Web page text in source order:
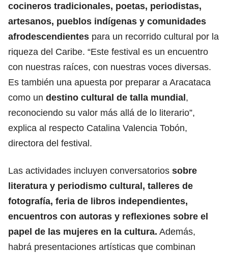
cocineros tradicionales, poetas, periodistas,
artesanos, pueblos indígenas y comunidades
afrodescendientes para un recorrido cultural por la
riqueza del Caribe. “Este festival es un encuentro
con nuestras raíces, con nuestras voces diversas.
Es también una apuesta por preparar a Aracataca
como un destino cultural de talla mundial,
reconociendo su valor más allá de lo literario”,
explica al respecto Catalina Valencia Tobón,
directora del festival.
Las actividades incluyen conversatorios sobre
literatura y periodismo cultural, talleres de
fotografía, feria de libros independientes,
encuentros con autoras y reflexiones sobre el
papel de las mujeres en la cultura. Además,
habrá presentaciones artísticas que combinan